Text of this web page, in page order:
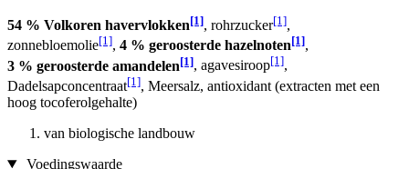
54 % Volkoren havervlokken[1], rohrzucker[1],
zonnebloemolie[1], 4 % geroosterde hazelnoten[1],
3 % geroosterde amandelen[1], agavesiroop[1],
Dadelsapconcentraat[1], Meersalz, antioxidant (extracten met een
hoog tocoferolgehalte)
van biologische landbouw
Voedingswaarde